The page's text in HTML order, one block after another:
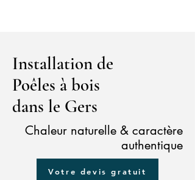
Installation de
Poêles à bois
dans le Gers
Chaleur naturelle & caractère
authentique
Votre devis gratuit